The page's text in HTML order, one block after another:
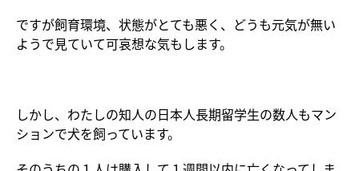
ですが飼育環境、状態がとても悪く、どうも元気が無い
ようで見ていて可哀想な気もします。
しかし、わたしの知人の日本人長期留学生の数人もマン
ションで犬を飼っています。